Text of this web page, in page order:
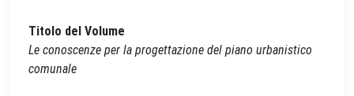
Titolo del Volume
Le conoscenze per la progettazione del piano urbanistico
comunale